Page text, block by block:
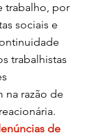
trabalho, por
sociais e
trabalhistas
na razão de
de